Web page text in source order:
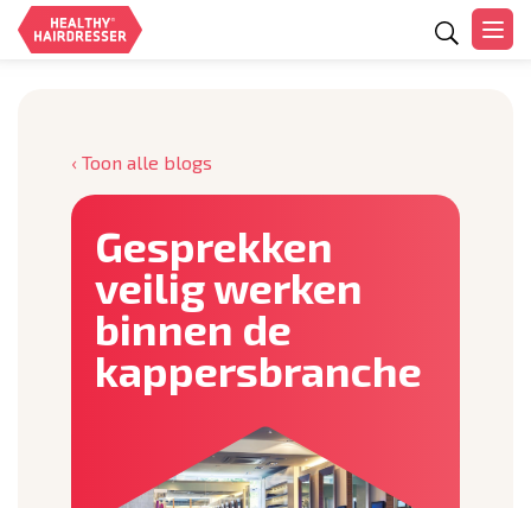
‹ Toon alle blogs
Gesprekken
veilig werken
binnen de
kappersbranche